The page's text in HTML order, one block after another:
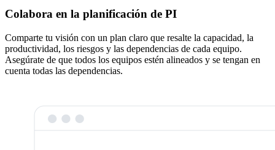
Colabora en la planificación de PI
Comparte tu visión con un plan claro que resalte la capacidad, la
productividad, los riesgos y las dependencias de cada equipo.
Asegúrate de que todos los equipos estén alineados y se tengan en
cuenta todas las dependencias.